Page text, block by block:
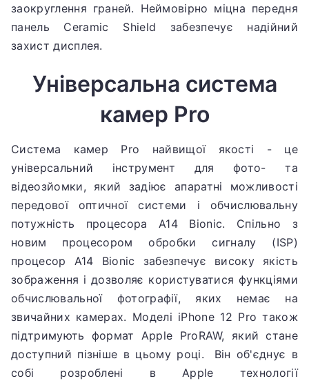
заокруглення граней. Неймовірно міцна передня
панель Ceramic Shield забезпечує надійний
захист дисплея.
Універсальна система
камер Pro
Система камер Pro найвищої якості - це
універсальний інструмент для фото- та
відеозйомки, який задіює апаратні можливості
передової оптичної системи і обчислювальну
потужність процесора A14 Bionic. Спільно з
новим процесором обробки сигналу (ISP)
процесор A14 Bionic забезпечує високу якість
зображення і дозволяє користуватися функціями
обчислювальної фотографії, яких немає на
звичайних камерах. Моделі iPhone 12 Pro також
підтримують формат Apple ProRAW, який стане
доступний пізніше в цьому році.
Він об'єднує в
собі розроблені в Apple технології